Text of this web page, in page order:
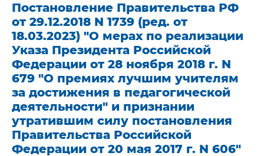
Постановление Правительства РФ
от 29.12.2018 N 1739 (ред. от
18.03.2023) "О мерах по реализации
Указа Президента Российской
Федерации от 28 ноября 2018 г. N
679 "О премиях лучшим учителям
за достижения в педагогической
деятельности" и признании
утратившим силу постановления
Правительства Российской
Федерации от 20 мая 2017 г. N 606"